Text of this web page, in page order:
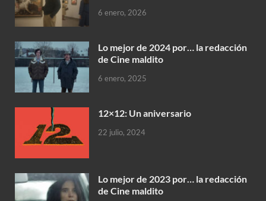
6 enero, 2026
Lo mejor de 2024 por… la redacción
de Cine maldito
6 enero, 2025
12×12: Un aniversario
22 julio, 2024
Lo mejor de 2023 por… la redacción
de Cine maldito